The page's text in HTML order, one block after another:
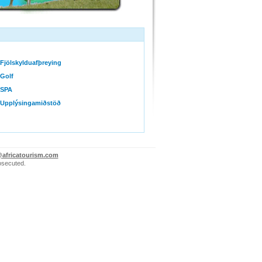
Fjölskylduafþreying
Golf
SPA
Upplýsingamiðstöð